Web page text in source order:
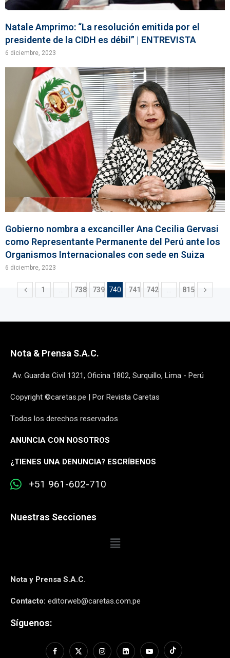
Natale Amprimo: “La resolución emitida por el
presidente de la CIDH es débil” | ENTREVISTA
6 diciembre, 2023
Gobierno nombra a excanciller Ana Cecilia Gervasi
como Representante Permanente del Perú ante los
Organismos Internacionales con sede en Suiza
6 diciembre, 2023
1 738 739 740 741 742 815
Nota & Prensa S.A.C.
Av. Guardia Civil 1321, Oficina 1802, Surquillo, Lima - Perú
Copyright ©caretas.pe | Por Revista Caretas
Todos los derechos reservados
ANUNCIA CON NOSOTROS
¿TIENES UNA DENUNCIA? ESCRÍBENOS
+51 961-602-710
Nuestras Secciones
Nota y Prensa S.A.C.
Contacto: editorweb@caretas.com.pe
Síguenos: